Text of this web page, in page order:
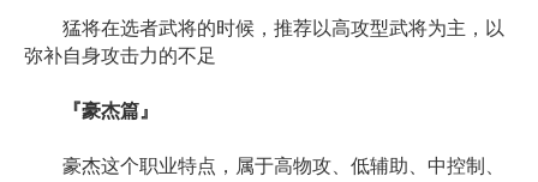
猛将在选者武将的时候，推荐以高攻型武将为主，以
弥补自身攻击力的不足
『豪杰篇』
豪杰这个职业特点，属于高物攻、低辅助、中控制、